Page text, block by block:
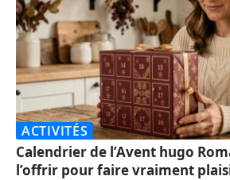
ACTIVITÉS
Calendrier de l’Avent hugo
l’offrir pour faire vraiment